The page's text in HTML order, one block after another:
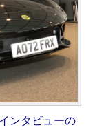
ンタビューの